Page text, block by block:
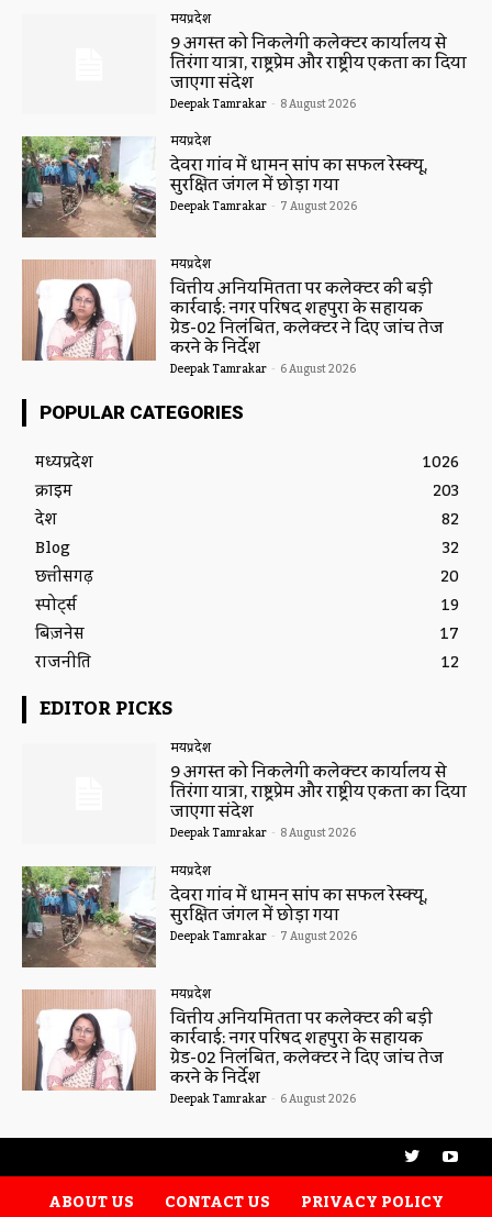
मध्यप्रदेश
9 अगस्त को निकलेगी कलेक्टर कार्यालय से
तिरंगा यात्रा, राष्ट्रप्रेम और राष्ट्रीय एकता का दिया
जाएगा संदेश
Deepak Tamrakar - 8 August 2026
मध्यप्रदेश
देवरा गांव में धामन सांप का सफल रेस्क्यू,
सुरक्षित जंगल में छोड़ा गया
Deepak Tamrakar - 7 August 2026
मध्यप्रदेश
वित्तीय अनियमितता पर कलेक्टर की बड़ी
कार्रवाई: नगर परिषद शहपुरा के सहायक
ग्रेड-02 निलंबित, कलेक्टर ने दिए जांच तेज
करने के निर्देश
Deepak Tamrakar - 6 August 2026
POPULAR CATEGORIES
मध्यप्रदेश
1026
क्राइम
203
देश
82
Blog
32
छत्तीसगढ़
20
स्पोर्ट्स
19
बिज़नेस
17
राजनीति
12
EDITOR PICKS
मध्यप्रदेश
9 अगस्त को निकलेगी कलेक्टर कार्यालय से
तिरंगा यात्रा, राष्ट्रप्रेम और राष्ट्रीय एकता का दिया
जाएगा संदेश
Deepak Tamrakar - 8 August 2026
मध्यप्रदेश
देवरा गांव में धामन सांप का सफल रेस्क्यू,
सुरक्षित जंगल में छोड़ा गया
Deepak Tamrakar - 7 August 2026
मध्यप्रदेश
वित्तीय अनियमितता पर कलेक्टर की बड़ी
कार्रवाई: नगर परिषद शहपुरा के सहायक
ग्रेड-02 निलंबित, कलेक्टर ने दिए जांच तेज
करने के निर्देश
Deepak Tamrakar - 6 August 2026
ABOUT US CONTACT US PRIVACY POLICY